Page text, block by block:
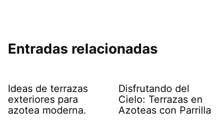
Entradas relacionadas
Ideas de terrazas
exteriores para
azotea moderna.
Disfrutando del
Cielo: Terrazas en
Azoteas con Parrilla